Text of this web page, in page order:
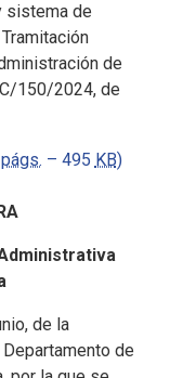
sistema de
de
150/2024, de
págs. – 495 KB)
de la
de